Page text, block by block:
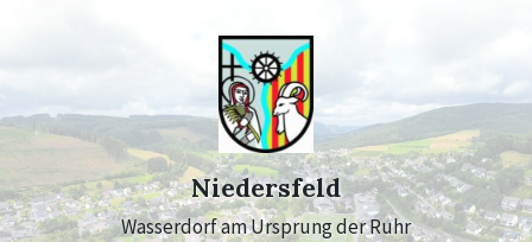
Niedersfeld
Wasserdorf am Ursprung der Ruhr